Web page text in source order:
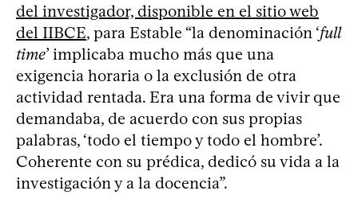
del investigador, disponible en el sitio web
del IIBCE, para Estable “la denominación ‘full
time’ implicaba mucho más que una
exigencia horaria o la exclusión de otra
actividad rentada. Era una forma de vivir que
demandaba, de acuerdo con sus propias
palabras, ‘todo el tiempo y todo el hombre’.
Coherente con su prédica, dedicó su vida a la
investigación y a la docencia”.